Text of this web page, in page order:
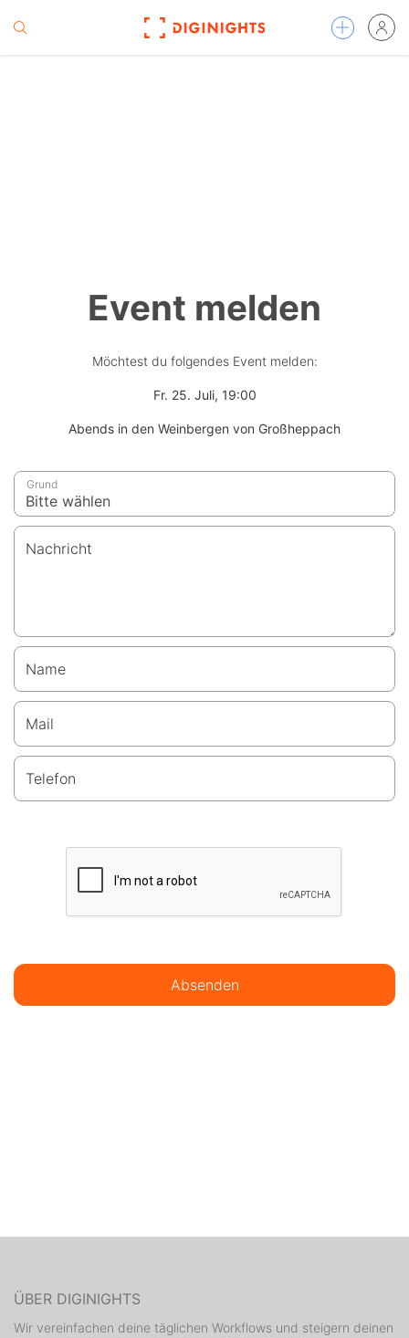
Event melden
Möchtest du folgendes Event melden:
Fr. 25. Juli, 19:00
Abends in den Weinbergen von Großheppach
Grund
Nachricht
Name
Mail
Telefon
Absenden
ÜBER DIGINIGHTS
Wir vereinfachen deine täglichen Workflows und steigern deinen